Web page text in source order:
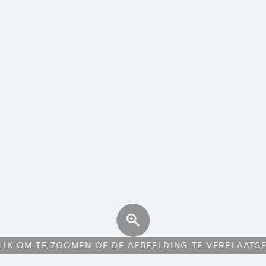
OM TE ZOOMEN OF DE AFBEELDING TE